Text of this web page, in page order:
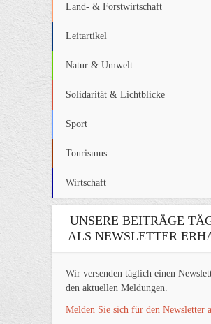
Land- & Forstwirtschaft
Leitartikel
Natur & Umwelt
Solidarität & Lichtblicke
Sport
Tourismus
Wirtschaft
UNSERE BEITRÄGE
ALS NEWSLETTER
Wir versenden täglich einen
den aktuellen Meldungen.
Melden Sie sich für den Newsletter